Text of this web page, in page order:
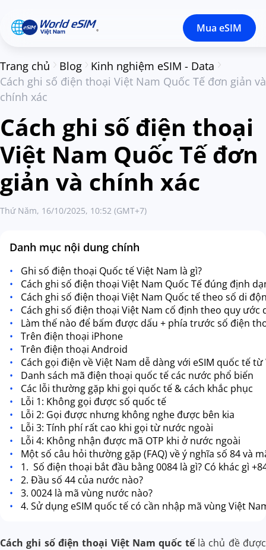
Mua eSIM
Trang chủ Blog
Kinh nghiệm eSIM - Data
Cách ghi số điện thoại Việt Nam Quốc Tế đơn giản và
chính xác
Cách ghi số điện thoại
Việt Nam Quốc Tế đơn
giản và chính xác
Thứ Năm, 16/10/2025, 10:52 (GMT+7)
Danh mục nội dung chính
Ghi số điện thoại Quốc tế Việt Nam là gì?
Cách ghi số điện thoại Việt Nam Quốc Tế đúng định
Cách ghi số điện thoại Việt Nam Quốc tế theo số di
Cách ghi số điện thoại Việt Nam cố định theo quy ước
Làm thế nào để bấm được dấu + phía trước số điện
Trên điện thoại iPhone
Trên điện thoại Android
Cách gọi điện về Việt Nam dễ dàng với eSIM quốc tế từ
Danh sách mã điện thoại quốc tế các nước phổ biến
Các lỗi thường gặp khi gọi quốc tế & cách khắc phục
Lỗi 1: Không gọi được số quốc tế
Lỗi 2: Gọi được nhưng không nghe được bên kia
Lỗi 3: Tính phí rất cao khi gọi từ nước ngoài
Lỗi 4: Không nhận được mã OTP khi ở nước ngoài
Một số câu hỏi thường gặp (FAQ) về ý nghĩa số 84 và
1. Số điện thoại bắt đầu bằng 0084 là gì? Có khác gì
2. Đầu số 44 của nước nào?
3. 0024 là mã vùng nước nào?
4. Sử dụng eSIM quốc tế có cần nhập mã vùng Việt
Cách ghi số điện thoại Việt Nam quốc tếlà chủ đề được